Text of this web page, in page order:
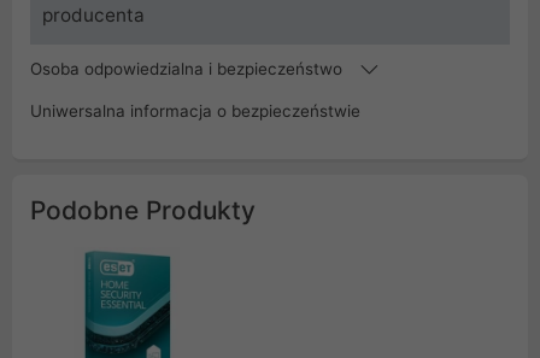
producenta
Osoba odpowiedzialna i bezpieczeństwo
Uniwersalna informacja o bezpieczeństwie
Podobne Produkty